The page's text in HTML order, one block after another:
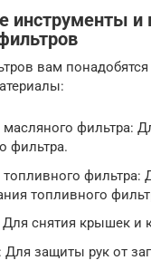
инструменты и
вам
фильтра:
фильтра.
фильтра:
топливного
Для снятия крышек и
Для защиты рук от